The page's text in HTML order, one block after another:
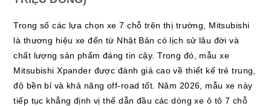
Trong số các lựa chọn xe 7 chỗ trên thị trường, Mitsubishi
là thương hiệu xe đến từ Nhật Bản có lịch sử lâu đời và
chất lượng sản phẩm đáng tin cậy. Trong đó, mẫu xe
Mitsubishi Xpander được đánh giá cao về thiết kế trẻ trung,
độ bền bỉ và khả năng off-road tốt. Năm 2026, mẫu xe này
tiếp tục khẳng định vị thế dẫn đầu các dòng xe ô tô 7 chỗ